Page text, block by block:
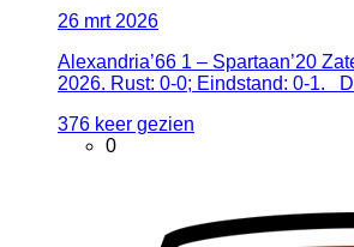
26 mrt 2026
Alexandria’66 1 – Spartaan’20
2026. Rust: 0-0; Eindstand: 0-1.
376 keer gezien
0